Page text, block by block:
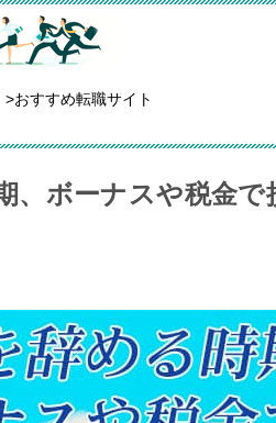
>おすすめ転職サイト
、ボーナスや税金